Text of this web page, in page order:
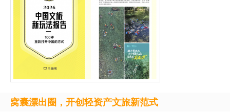
窝囊漂出圈，开创轻资产文旅新范式